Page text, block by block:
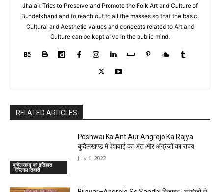
Jhalak Tries to Preserve and Promote the Folk Art and Culture of
Bundelkhand and to reach out to all the masses so that the basic,
Cultural and Aesthetic values and concepts related to Art and
Culture can be kept alive in the public mind.
RELATED ARTICLES
बुन्देलखण्ड का इतिहास
-गोरेलाल तिवारी
Peshwai Ka Ant Aur Angrejo Ka Rajya
बुन्देलखण्ड मे पेशवाई का अंत और अंग्रेजों का राज्य
July 6, 2022